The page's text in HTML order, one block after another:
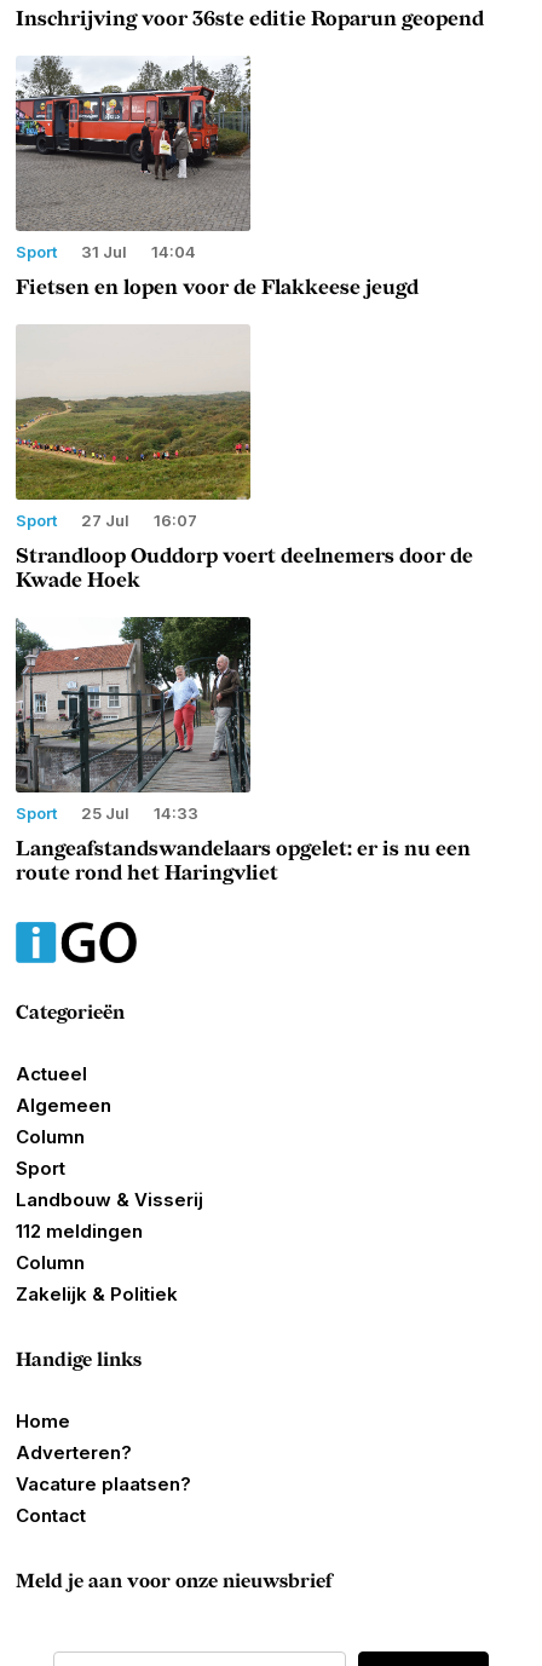
Inschrijving voor 36ste editie Roparun geopend
Sport 31 Jul 14:04
Fietsen en lopen voor de Flakkeese jeugd
Sport 27 Jul 16:07
Strandloop Ouddorp voert deelnemers door de
Kwade Hoek
Sport 25 Jul 14:33
Langeafstandswandelaars opgelet: er is nu een
route rond het Haringvliet
Categorieën
Actueel
Algemeen
Column
Sport
Landbouw & Visserij
112 meldingen
Column
Zakelijk & Politiek
Handige links
Home
Adverteren?
Vacature plaatsen?
Contact
Meld je aan voor onze nieuwsbrief